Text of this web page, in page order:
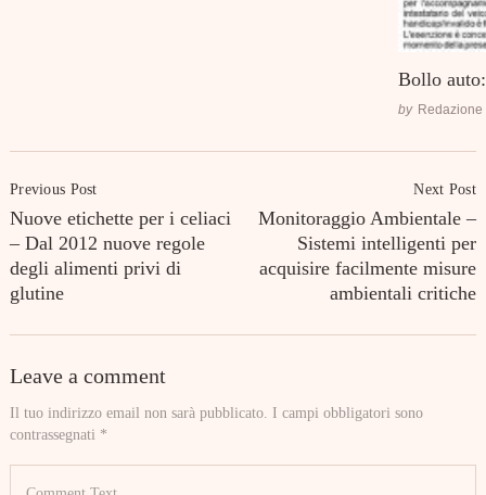
Bollo
by Redazione
Navigation
Previous Post
Nuove etichette per i celiaci
– Dal 2012 nuove regole
degli alimenti privi di
glutine
Next Post
Monitoraggio Ambientale –
Sistemi intelligenti per
acquisire facilmente misure
ambientali critiche
Leave a comment
Il tuo indirizzo email non sarà pubblicato. I campi obbligatori sono
contrassegnati *